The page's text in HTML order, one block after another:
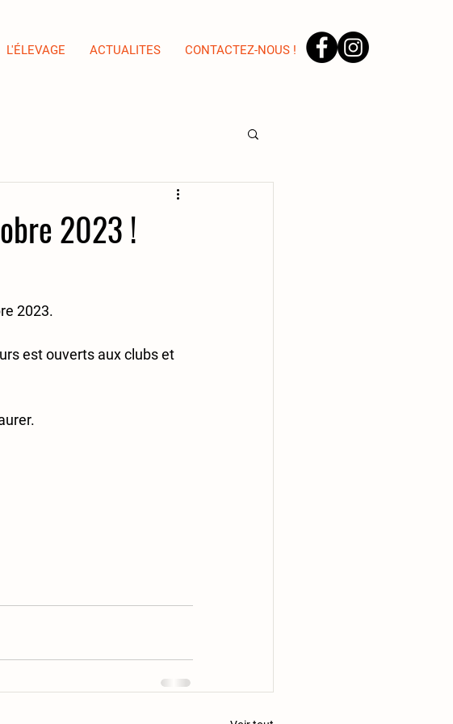
L'ÉLEVAGE ACTUALITES CONTACTEZ-NOUS !
2023 !
2023.
est ouverts aux clubs et